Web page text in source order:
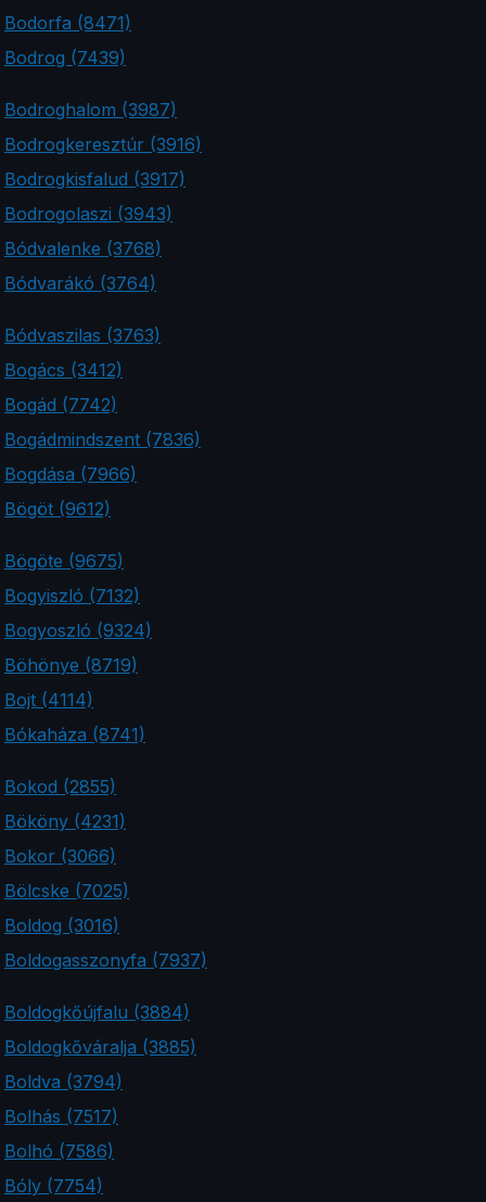
Bodorfa (8471)
Bodrog (7439)
Bodroghalom (3987)
Bodrogkeresztúr (3916)
Bodrogkisfalud (3917)
Bodrogolaszi (3943)
Bódvalenke (3768)
Bódvarákó (3764)
Bódvaszilas (3763)
Bogács (3412)
Bogád (7742)
Bogádmindszent (7836)
Bogdása (7966)
Bögöt (9612)
Bögöte (9675)
Bogyiszló (7132)
Bogyoszló (9324)
Böhönye (8719)
Bojt (4114)
Bókaháza (8741)
Bokod (2855)
Bököny (4231)
Bokor (3066)
Bölcske (7025)
Boldog (3016)
Boldogasszonyfa (7937)
Boldogkőújfalu (3884)
Boldogkőváralja (3885)
Boldva (3794)
Bolhás (7517)
Bolhó (7586)
Bóly (7754)